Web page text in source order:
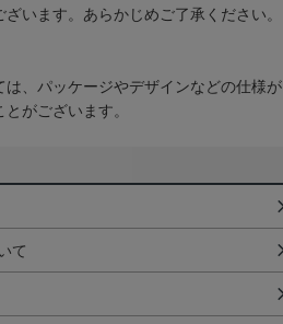
います。あらかじめご了承ください。
は、パッケージやデザインなどの仕様が
がございます。
て